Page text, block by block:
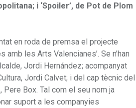
i ‘Spoiler’, de Pot de Plom
en roda de premsa el projecte
amb les Arts Valencianes’. Se n’han
Jordi Hernández; acompanyat
Jordi Calvet; i del cap tècnic del
Pere Box. Tal com el seu nom ja
suport a les companyies